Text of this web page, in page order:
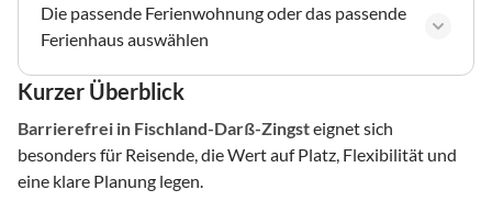
Die passende Ferienwohnung oder das passende
Ferienhaus auswählen
Kurzer Überblick
Barrierefrei in Fischland-Darß-Zingsteignet sich
besonders für Reisende, die Wert auf Platz, Flexibilität und
eine klare Planung legen.